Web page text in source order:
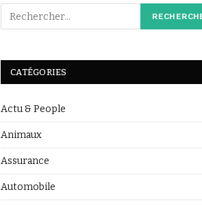
CATÉGORIES
Actu & People
Animaux
Assurance
Automobile